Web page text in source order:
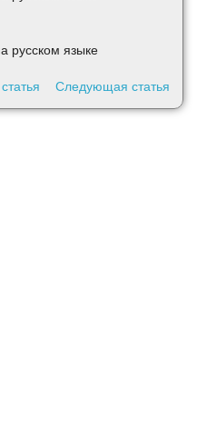
русском языке
Следующая статья